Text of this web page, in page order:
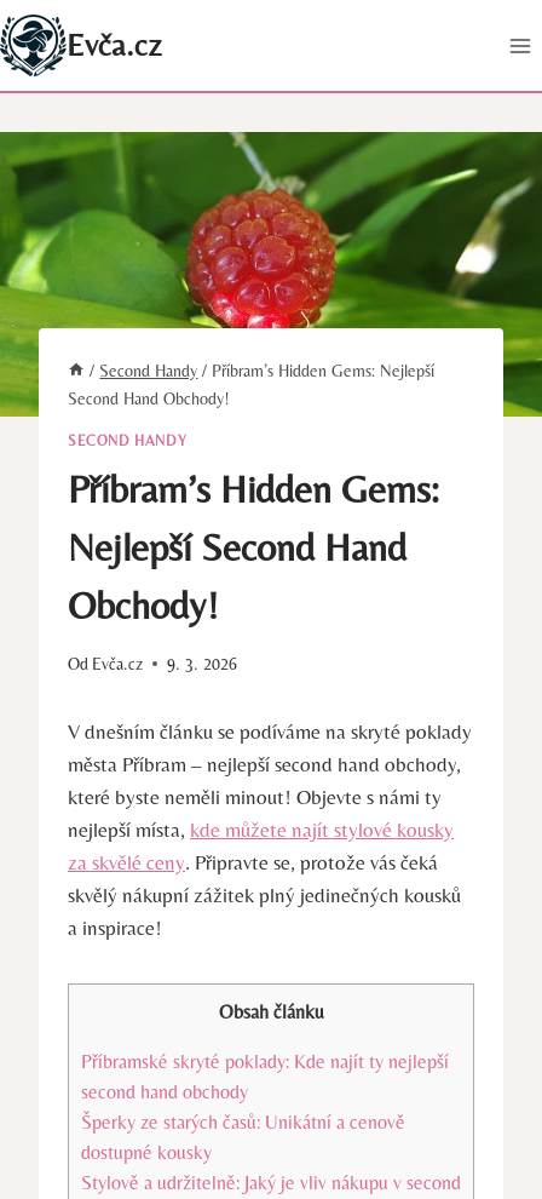
Přeskočit
na
obsah
Evča.cz
/ Second Handy / Příbram’s Hidden Gems: Nejlepší
Second Hand Obchody!
SECOND HANDY
Příbram’s Hidden Gems:
Nejlepší Second Hand
Obchody!
Od Evča.cz 9. 3. 2026
V dnešním článku se podíváme na skryté poklady
města Příbram – nejlepší second hand obchody,
které byste neměli minout! Objevte s námi ty
nejlepší místa, kde můžete najít stylové kousky
za skvělé ceny. Připravte se, protože vás čeká
skvělý nákupní zážitek plný jedinečných kousků
a inspirace!
Obsah článku
Příbramské skryté poklady: Kde najít ty nejlepší
second hand obchody
Šperky ze starých časů: Unikátní a cenově
dostupné kousky
Stylově a udržitelně: Jaký je vliv nákupu v second